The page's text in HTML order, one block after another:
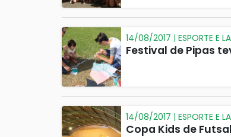
14/08/2017 | ESPORTE E
Festival de Pipas
14/08/2017 | ESPORTE E
Copa Kids de